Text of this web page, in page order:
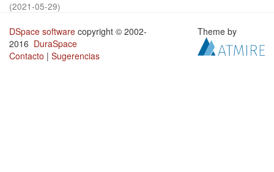
(2021-05-29)
DSpace software copyright © 2002-
2016 DuraSpace
Contacto | Sugerencias
Theme by